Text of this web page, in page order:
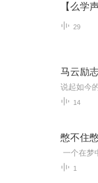
【么学
29
马云励
14
憋不住
1